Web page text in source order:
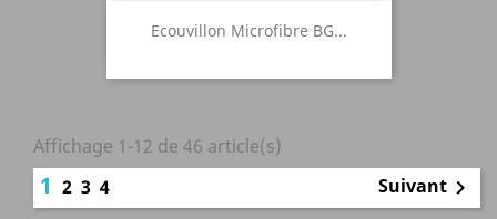
Ecouvillon Microfibre BG...
Affichage 1-12 de 46 article(s)
1 2 3 4 Suivant 